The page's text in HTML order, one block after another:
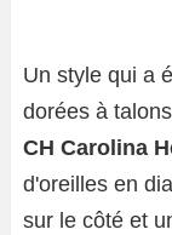
Un style qui a
dorées à talons
CH Carolina
d'oreilles en
sur le côté et